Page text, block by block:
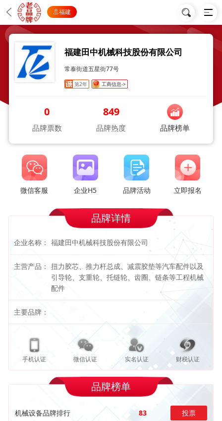
福建
福建田中机械科技股份有限公司
常泰街道五星街77号
第2年 工商信息->
0
品牌票数
849
品牌热度 品牌榜单
微信客服 企业H5 品牌活动 立即报名
品牌详情
企业名称： 福建田中机械科技股份有限公司
主营产品： 扭力胶芯、推力杆总成、减震胶垫等汽车配件以及
引导轮、支重轮、托链轮、齿圈、链条等工程机械
配件
主要品牌：
手机认证 微信认证 实名认证 财税认证
品牌榜单
机械设备品牌排行 83 投票